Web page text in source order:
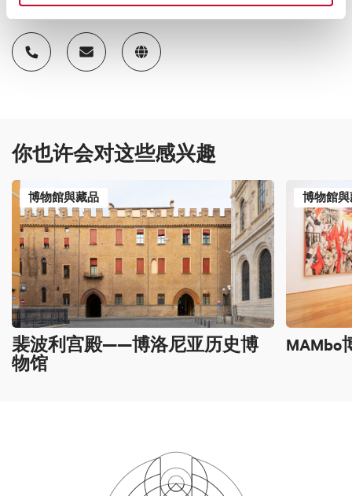
联系方式
你也许会对这些感兴趣
博物館與藏品
裴波利宫殿——博洛尼亚历史博
物馆
博物館